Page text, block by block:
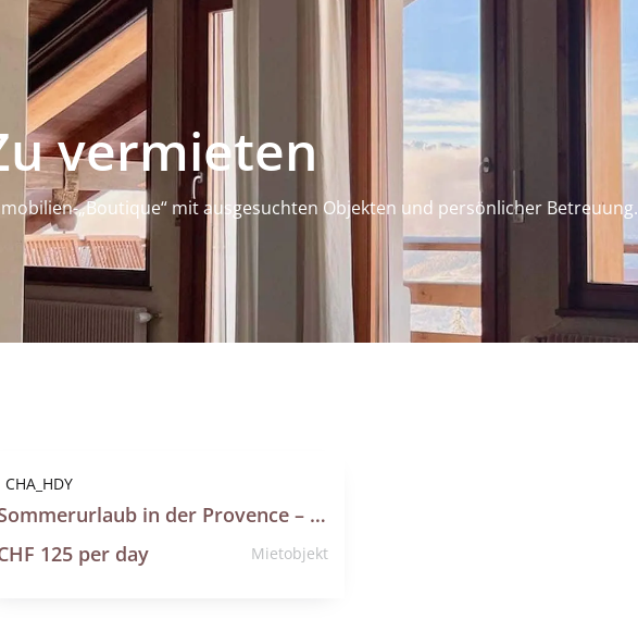
vermieten
„Boutique“ mit ausgesuchten Objekten und persönlicher Betreuung.
CHA_HDY
Sommerurlaub in der Provence – Charmantes Gästehäuschen im Luberon
125 per day
Mietobjekt